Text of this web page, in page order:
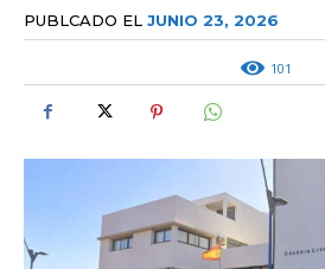
PUBLCADO EL JUNIO 23, 2026
101